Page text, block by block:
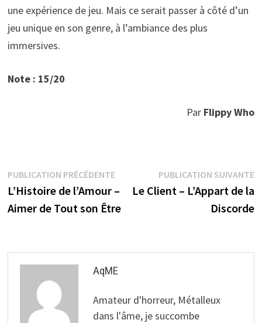
une expérience de jeu. Mais ce serait passer à côté d’un
jeu unique en son genre, à l’ambiance des plus
immersives.
Note : 15/20
Par Flippy Who
Navigation
de
PUBLICATION PRÉCÉDENTEPublication
précédente :
L’Histoire de l’Amour –
Aimer de Tout son Être
PUBLICATION SUIVANTE
Le Client – L’Appart de la
Discorde
AqME
Amateur d'horreur, Métalleux
dans l'âme, je succombe